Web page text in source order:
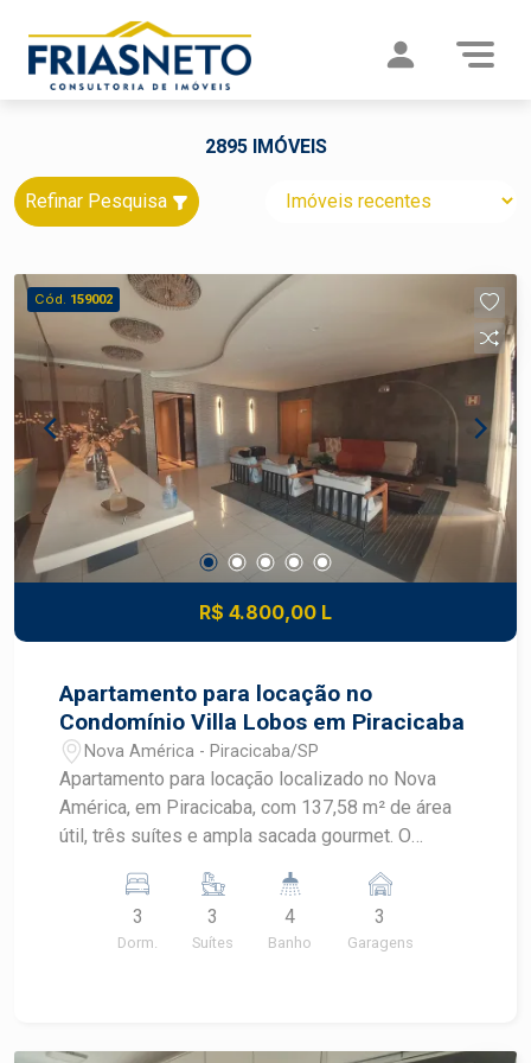
2895 IMÓVEIS
Refinar Pesquisa
Cód. 159002
R$ 4.800,00 L
Apartamento para locação no
Condomínio Villa Lobos em Piracicaba
Nova América - Piracicaba/SP
Apartamento para locação localizado no Nova
América, em Piracicaba, com 137,58 m² de área
útil, três suítes e ampla sacada gourmet. O
condomínio completo, com lazer diversificado e
portaria 24 horas. CARACTERÍSTICAS DO
IMÓVEL - Área útil de 137,58 m² - 3 dormitórios,
3
Dorm.
3
Suítes
4
Banho
3
Garagens